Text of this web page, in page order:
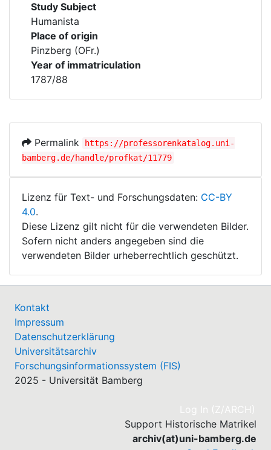
Study Subject
Humanista
Place of origin
Pinzberg (OFr.)
Year of immatriculation
1787/88
Permalink
https://professorenkatalog.uni-
bamberg.de/handle/profkat/11779
Lizenz für Text- und Forschungsdaten: CC-BY
4.0.
Diese Lizenz gilt nicht für die verwendeten Bilder.
Sofern nicht anders angegeben sind die
verwendeten Bilder urheberrechtlich geschützt.
Kontakt
Impressum
Datenschutzerklärung
Universitätsarchiv
Forschungsinformationssystem (FIS)
2025 - Universität Bamberg
Log In (Z/ARCH)
Support Historische Matrikel
archiv(at)uni-bamberg.de